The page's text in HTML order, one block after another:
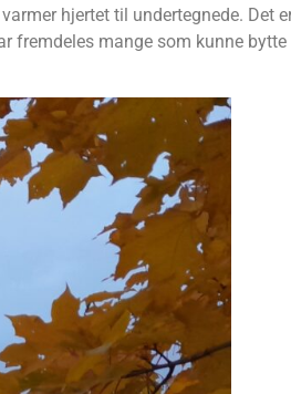
hjertet til undertegnede. Det
mange som kunne